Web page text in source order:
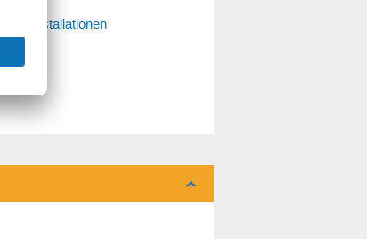
Hausinstallationen